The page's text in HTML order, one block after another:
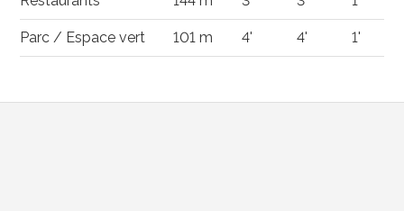
Parc / Espace vert 101 m 4' 4' 1'